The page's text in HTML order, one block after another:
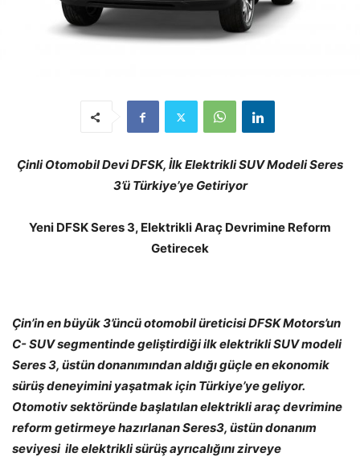
Çinli Otomobil Devi DFSK, İlk Elektrikli SUV Modeli Seres
3’ü Türkiye’ye Getiriyor
Yeni DFSK Seres 3, Elektrikli Araç Devrimine Reform
Getirecek
Çin’in en büyük 3’üncü otomobil üreticisi DFSK Motors’un
C- SUV segmentinde geliştirdiği ilk elektrikli SUV modeli
Seres 3, üstün donanımından aldığı güçle en ekonomik
sürüş deneyimini yaşatmak için Türkiye’ye geliyor.
Otomotiv sektöründe başlatılan elektrikli araç devrimine
reform getirmeye hazırlanan Seres3, üstün donanım
seviyesi ile elektrikli sürüş ayrıcalığını zirveye